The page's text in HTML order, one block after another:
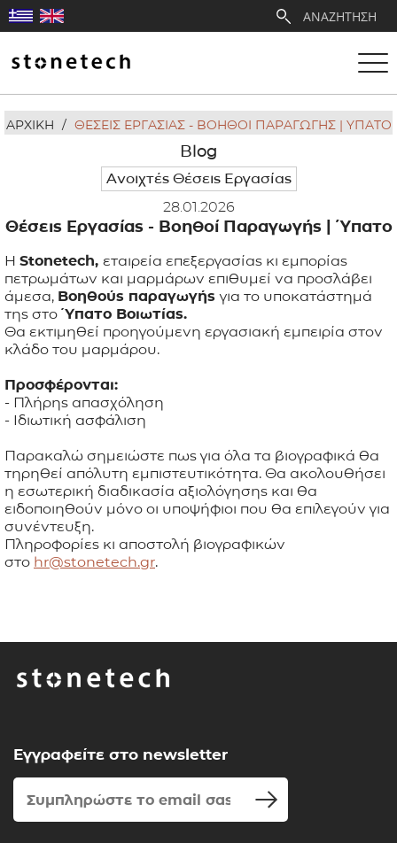
ΥΠΗΡΕΣΙΕΣ
ΛΑΤΟΜΕΙΑ
ΑΝΤΙΠΡΟΣΩΠΕΙΕΣ
ΠΡΟΪΟΝΤΑ
ΕΡΓΑ
ΕΦΑΡΜΟΓΕΣ
ΚΑΤΑΛΟΓΟΣ
BLOG
ΕΠΙΚΟΙΝΩΝΙΑ
ΑΡΧΙΚΗ / ΘΕΣΕΙΣ ΕΡΓΑΣΙΑΣ - ΒΟΗΘΟΙ ΠΑΡΑΓΩΓΗΣ | ΥΠΑΤΟ
Blog
Ανοιχτές Θέσεις Εργασίας
28.01.2026
Θέσεις Εργασίας - Βοηθοί Παραγωγής | Ύπατο
Η Stonetech, εταιρεία επεξεργασίας κι εμπορίας
πετρωμάτων και μαρμάρων επιθυμεί να προσλάβει
άμεσα, Βοηθούς παραγωγήςγια το υποκατάστημά
της στο Ύπατο Βοιωτίας.
Θα εκτιμηθεί προηγούμενη εργασιακή εμπειρία στον
κλάδο του μαρμάρου.
Προσφέρονται:
- Πλήρης απασχόληση
- Ιδιωτική ασφάλιση
Παρακαλώ σημειώστε πως για όλα τα βιογραφικά θα
τηρηθεί απόλυτη εμπιστευτικότητα. Θα ακολουθήσει
η εσωτερική διαδικασία αξιολόγησης και θα
ειδοποιηθούν μόνο οι υποψήφιοι που θα επιλεγούν για
συνέντευξη.
Πληροφορίες κι αποστολή βιογραφικών
στο hr@stonetech.gr.
Εγγραφείτε στο newsletter